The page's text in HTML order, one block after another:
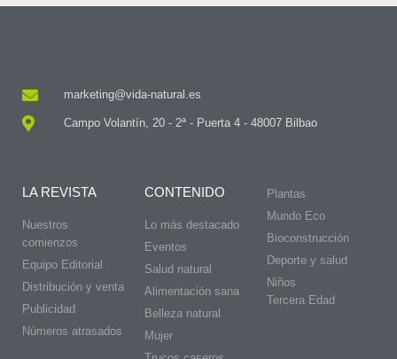
marketing@vida-natural.es
Campo Volantín, 20 - 2ª - Puerta 4 - 48007 Bilbao
LA REVISTA
Nuestros
comienzos
Equipo Editorial
Distribución y venta
Publicidad
Números atrasados
CONTENIDO
Lo más destacado
Eventos
Salud natural
Alimentación sana
Belleza natural
Mujer
Plantas
Mundo Eco
Bioconstrucción
Deporte y salud
Niños
Tercera Edad